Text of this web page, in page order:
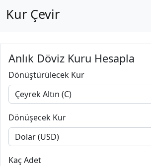
Kur Çevir
Anlık Döviz Kuru Hesapla
Dönüştürülecek Kur
Dönüşecek Kur
Kaç Adet